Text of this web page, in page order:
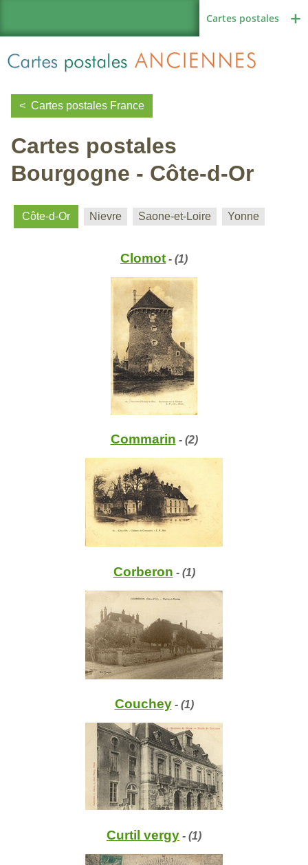
Cartes postales
Région de France
Autres pays
Thèmes
Cartes postales France
Cartes postales
Bourgogne - Côte-d-Or
Côte-d-Or Nievre Saone-et-Loire Yonne
Clomot - (1)
Commarin - (2)
Corberon - (1)
Couchey- (1)
Curtil vergy - (1)